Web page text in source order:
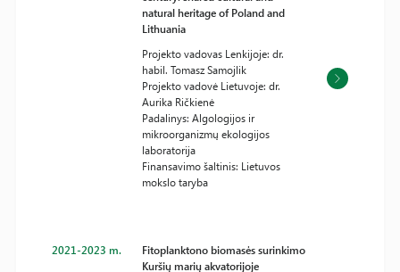
natural heritage of Poland and
Lithuania
Projekto vadovas Lenkijoje: dr.
habil. Tomasz Samojlik
Projekto vadovė Lietuvoje: dr.
Aurika Ričkienė
Padalinys: Algologijos ir
mikroorganizmų ekologijos
laboratorija
Finansavimo šaltinis: Lietuvos
mokslo taryba
2021-2023 m.
Fitoplanktono biomasės surinkimo
Kuršių marių akvatorijoje